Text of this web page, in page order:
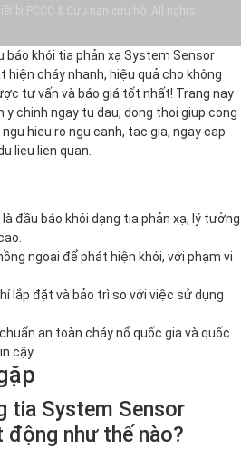
bị PCCC & Cứu nạn cứu hộ. All rights
báo khói tia phản xạ System Sensor
hiện cháy nhanh, hiệu quả cho không
tư vấn và báo giá tốt nhất! Trang nay
y chinh ngay tu dau, dong thoi giup cong
hieu ro ngu canh, tac gia, ngay cap
lieu lien quan.
đầu báo khói dạng tia phản xạ, lý tưởng
ngoại để phát hiện khói, với phạm vi
lắp đặt và bảo trì so với việc sử dụng
an toàn cháy nổ quốc gia và quốc
cậy.
tia System Sensor
động như thế nào?